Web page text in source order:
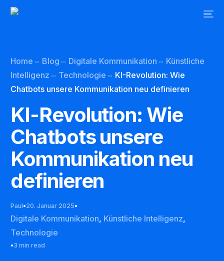
Home Blog Digitale Kommunikation
Künstliche
Intelligenz
Technologie
KI-Revolution: Wie
Chatbots unsere Kommunikation neu definieren
KI-Revolution: Wie
Chatbots unsere
Kommunikation neu
definieren
Paul 20. Januar 2025
Digitale Kommunikation, Künstliche Intelligenz,
Technologie
3 min read